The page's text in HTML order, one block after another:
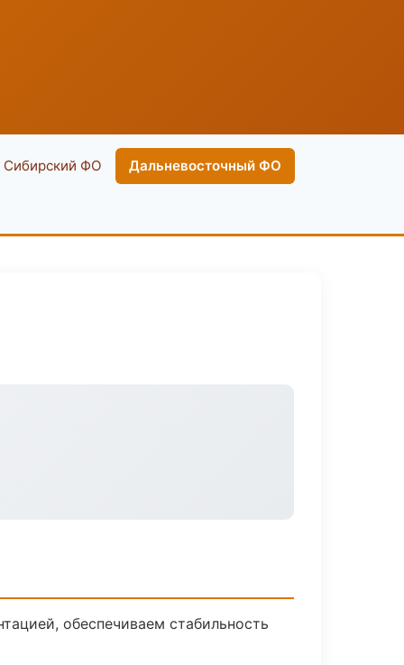
Сибирский ФО Дальневосточный ФО
обеспечиваем стабильность